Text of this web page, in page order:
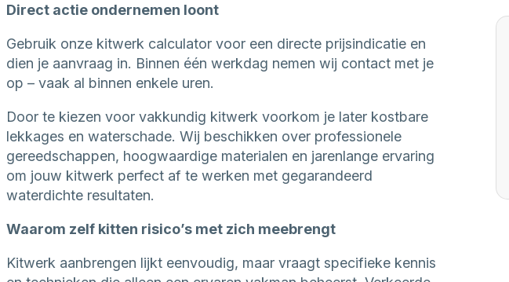
Direct actie ondernemen loont
Gebruik onze kitwerk calculator voor een directe prijsindicatie en
dien je aanvraag in. Binnen één werkdag nemen wij contact met je
op – vaak al binnen enkele uren.
Door te kiezen voor vakkundig kitwerk voorkom je later kostbare
lekkages en waterschade. Wij beschikken over professionele
gereedschappen, hoogwaardige materialen en jarenlange ervaring
om jouw kitwerk perfect af te werken met gegarandeerd
waterdichte resultaten.
Waarom zelf kitten risico’s met zich meebrengt
Kitwerk aanbrengen lijkt eenvoudig, maar vraagt specifieke kennis